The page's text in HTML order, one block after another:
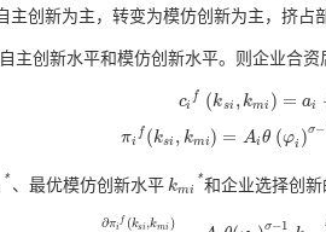
主创新为主，转变为模仿创新为主，挤占
主创新水平和模仿创新水平。则企业合资
ci
f (ksi , kmi ) = ai
cif ksi,kmi)=a i+ bif f(k s
πi
f (ksi , kmi ) = Ai θ (φi )σ−
πif( ksi,k mi)=Ai θ (φi)σ-1 ksi km
* 、最优模仿创新水平 kmi
*
kmi* 和企业选择创
∂πi
f (ksi,kmi) σ−1